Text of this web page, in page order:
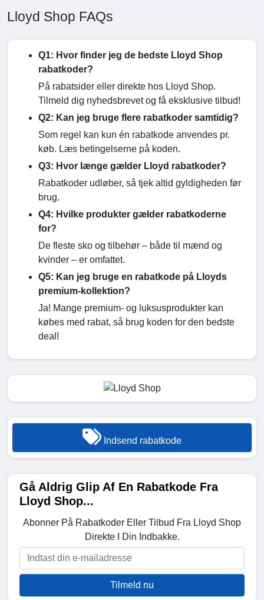
Lloyd Shop FAQs
Q1: Hvor finder jeg de bedste Lloyd Shop
rabatkoder?
På rabatsider eller direkte hos Lloyd Shop.
Tilmeld dig nyhedsbrevet og få eksklusive tilbud!
Q2: Kan jeg bruge flere rabatkoder samtidig?
Som regel kan kun én rabatkode anvendes pr.
køb. Læs betingelserne på koden.
Q3: Hvor længe gælder Lloyd rabatkoder?
Rabatkoder udløber, så tjek altid gyldigheden før
brug.
Q4: Hvilke produkter gælder rabatkoderne
for?
De fleste sko og tilbehør – både til mænd og
kvinder – er omfattet.
Q5: Kan jeg bruge en rabatkode på Lloyds
premium-kollektion?
Ja! Mange premium- og luksusprodukter kan
købes med rabat, så brug koden for den bedste
deal!
Indsend rabatkode
Gå Aldrig Glip Af En Rabatkode Fra
Lloyd Shop...
Abonner På Rabatkoder Eller Tilbud Fra Lloyd Shop
Direkte I Din Indbakke.
Tilmeld nu